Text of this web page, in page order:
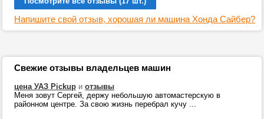
Напишите свой отзыв, хорошая ли машина Хонда Сайбер?
Свежие отзывы владельцев машин
цена УАЗ Pickup и отзывы
Меня зовут Сергей, держу небольшую автомастерскую в
районном центре. За свою жизнь перебрал кучу ...